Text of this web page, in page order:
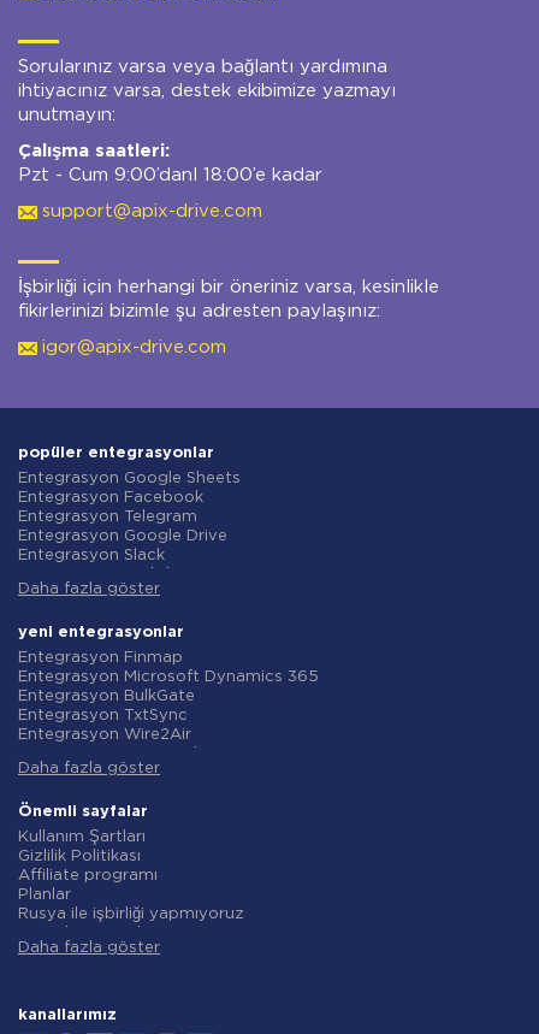
Sorularınız varsa veya bağlantı yardımına
ihtiyacınız varsa, destek ekibimize yazmayı
unutmayın:
Çalışma saatleri:
Pzt - Cum 9:00’danl 18:00’e kadar
support@apix-drive.com
İşbirliği için herhangi bir öneriniz varsa, kesinlikle
fikirlerinizi bizimle şu adresten paylaşınız:
igor@apix-drive.com
popüler entegrasyonlar
Entegrasyon Google Sheets
Entegrasyon Facebook
Entegrasyon Telegram
Entegrasyon Google Drive
Entegrasyon Slack
Entegrasyon Gmail
Entegrasyon ClickUp
Entegrasyon Airtable
Entegrasyon Google Contacts
Entegrasyon OpenAI (ChatGPT)
Entegrasyon Instagram
Entegrasyon ActiveCampaign
Entegrasyon Typeform
Entegrasyon Salesforce CRM
Entegrasyon Notion
Entegrasyon AWeber
Entegrasyon Asana
Entegrasyon ZOHO CRM
Entegrasyon Webhooks
Entegrasyon GetResponse
Entegrasyon WooCommerce
Entegrasyon Todoist
Daha fazla göster
yeni entegrasyonlar
Entegrasyon Finmap
Entegrasyon Microsoft Dynamics 365
Entegrasyon BulkGate
Entegrasyon TxtSync
Entegrasyon Wire2Air
Entegrasyon Infobip
Entegrasyon AtomPark
Entegrasyon TXTImpact
Entegrasyon Campaign Monitor
Entegrasyon CM.com
Entegrasyon D7 Networks
Entegrasyon SMS.to
Entegrasyon SMSGlobal
Entegrasyon Textlocal
Entegrasyon smsmode
Daha fazla göster
Önemli sayfalar
Kullanım Şartları
Gizlilik Politikası
Affiliate programı
Planlar
Rusya ile işbirliği yapmıyoruz
iade politikasi
Hakkında
Daha fazla göster
kanallarımız